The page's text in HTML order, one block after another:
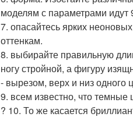
моделям с параметрами идут
7. опасайтесь ярких
оттенкам.
8. выбирайте правильную
ногу стройной, а фигуру
- вырезом, верх и низ одного
9. всем известно, что
? 10. То же касается